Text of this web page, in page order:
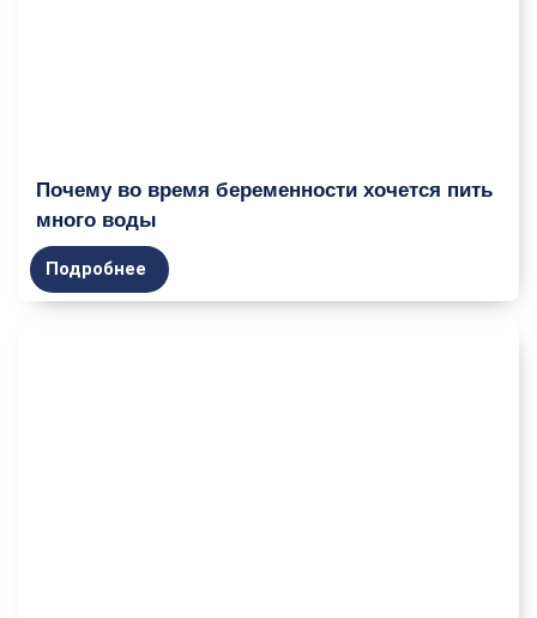
Почему во время беременности хочется пить
много воды
Подробнее